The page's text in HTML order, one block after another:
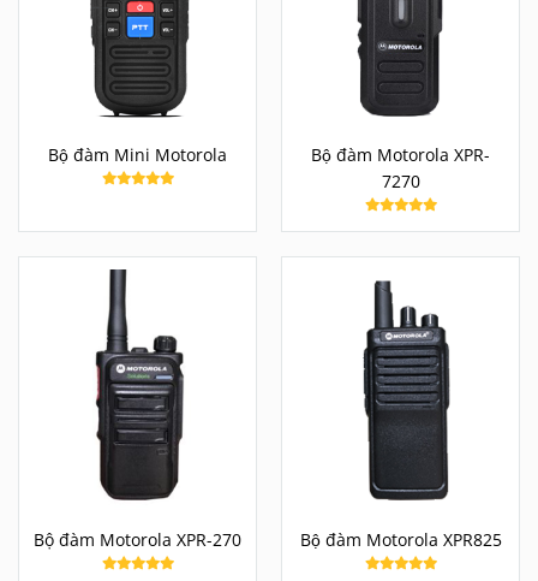
Bộ đàm Mini Motorola
Bộ đàm Motorola XPR-
7270
Bộ đàm Motorola XPR-270 Bộ đàm Motorola XPR825